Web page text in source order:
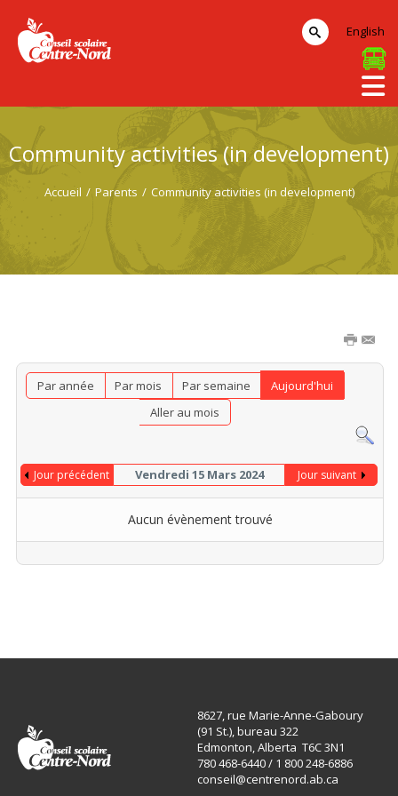
Community activities (in development)
Accueil / Parents / Community activities (in development)
Par année Par mois Par semaine
Aujourd'hui
Aller au mois
Jour précédent Vendredi 15 Mars 2024 Jour suivant
Aucun évènement trouvé
English
8627, rue Marie-Anne-Gaboury
(91 St.), bureau 322
Edmonton, Alberta T6C 3N1
780 468-6440 / 1 800 248-6886
conseil@centrenord.ab.ca